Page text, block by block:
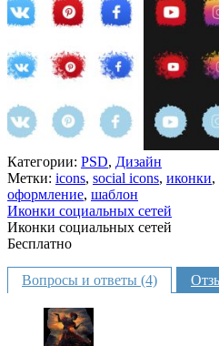
Категории: PSD, Дизайн
Метки: icons, social icons, иконки,
оформление, шаблон
Иконки социальных сетей
Иконки социальных сетей
Бесплатно
Вопросы и ответы (4)